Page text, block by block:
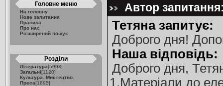
Головне меню
На головну
Нове запитання
Правила
Про нас
Розширений пошук
Розділи
Література[5993]
Загальні[1120]
Культура. Мистецтво.
Преса[1895]
Автор
Тетяна запитує:
Доброго дня!
Наша відповідь:
Доброго дня,
1.Матеріали до